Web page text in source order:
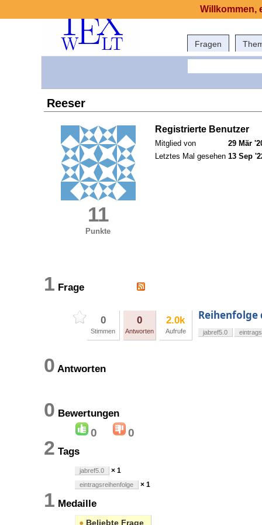
Fragen
Reeser
11
Punkte
Registrierte Benutzer
Mitglied von
29 Mär
Letztes Mal gesehen 13 Sep
1 Frage
0
Stimmen
0
Antworten
2.0k
Aufrufe
Reihenfolge
jabref5.0
0 Antworten
0 Bewertungen
0 0
2 Tags
jabref5.0 × 1
eintragsreihenfolge × 1
1 Medaille
● Beliebte Frage
Willkommen,